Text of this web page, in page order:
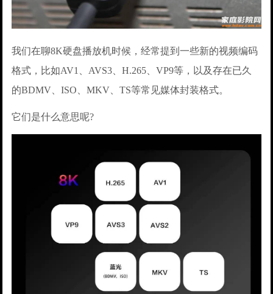
我们在聊8K硬盘播放机时候，经常提到一些新的视频编码
格式，比如AV1、AVS3、H.265、VP9等，以及存在已久
的BDMV、ISO、MKV、TS等常见媒体封装格式。
它们是什么意思呢?